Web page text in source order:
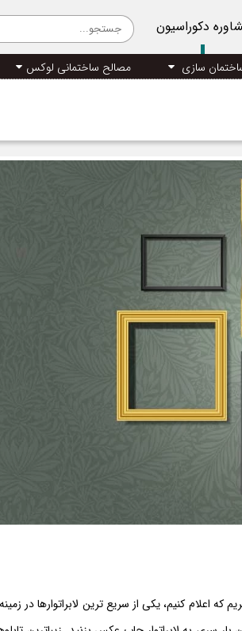
دکوراسیون
سازی مصالح ساختمانی لوکس
که اعلام کنیم، یکی از سریع ترین لابراتوارها در